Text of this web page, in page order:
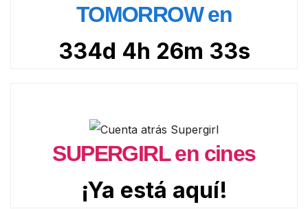
TOMORROW en
334d 4h 26m 32s
SUPERGIRL en cines
¡Ya está aquí!